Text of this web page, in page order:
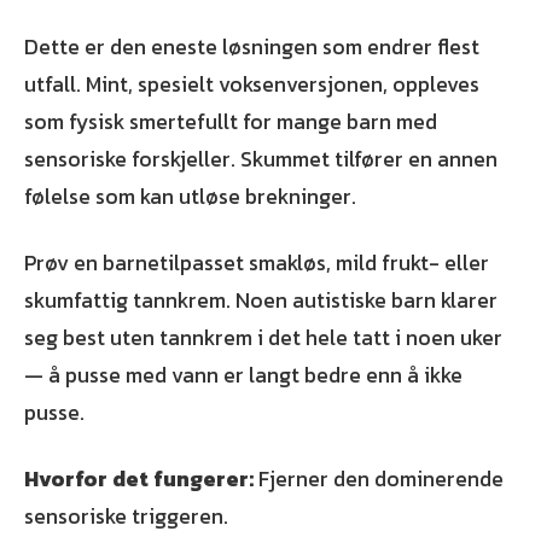
Dette er den eneste løsningen som endrer flest
utfall. Mint, spesielt voksenversjonen, oppleves
som fysisk smertefullt for mange barn med
sensoriske forskjeller. Skummet tilfører en annen
følelse som kan utløse brekninger.
Prøv en barnetilpasset smakløs, mild frukt- eller
skumfattig tannkrem. Noen autistiske barn klarer
seg best uten tannkrem i det hele tatt i noen uker
— å pusse med vann er langt bedre enn å ikke
pusse.
Hvorfor det fungerer:Fjerner den dominerende
sensoriske triggeren.